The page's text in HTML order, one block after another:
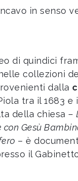
in senso
di quindici
collezioni
dalla
tra il 1683 e
della chiesa –
con Gesù
– è
il